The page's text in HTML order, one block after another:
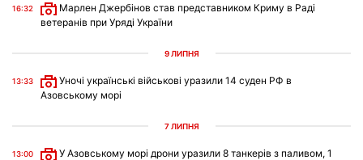
16:32
Марлен Джербінов став представником Криму в Раді
ветеранів при Уряді України
9 ЛИПНЯ
13:33
Уночі українські військові уразили 14 суден РФ в
Азовському морі
7 ЛИПНЯ
13:00
У Азовському морі дрони уразили 8 танкерів з паливом, 1